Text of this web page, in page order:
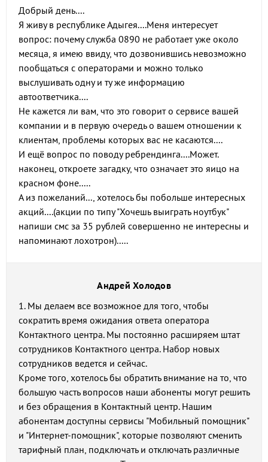
Добрый день....
Я живу в республике Адыгея....Меня интересует
вопрос: почему служба 0890 не работает уже около
месяца, я имею ввиду, что дозвонившись невозможно
пообщаться с операторами и можно только
выслушивать одну и ту же информацию
автоответчика....
Не кажется ли вам, что это говорит о сервисе вашей
компании и в первую очередь о вашем отношении к
клиентам, проблемы которых вас не касаются....
И ещё вопрос по поводу ребрендинга....Может.
наконец, откроете загадку, что означает это яицо на
красном фоне.....
А из пожеланий..., хотелось бы побольше интересных
акций....(акции по типу "Хочешь выиграть ноутбук"
напиши смс за 35 рублей совершенно не интересны и
напоминают лохотрон).....
Андрей Холодов
1. Мы делаем все возможное для того, чтобы
сократить время ожидания ответа оператора
Контактного центра. Мы постоянно расширяем штат
сотрудников Контактного центра. Набор новых
сотрудников ведется и сейчас.
Кроме того, хотелось бы обратить внимание на то, что
большую часть вопросов наши абоненты могут решить
и без обращения в Контактный центр. Нашим
абонентам доступны сервисы "Мобильный помощник"
и "Интернет-помощник", которые позволяют сменить
тарифный план, подключать и отключать различные